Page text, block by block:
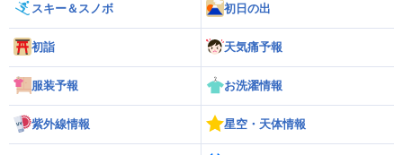
スキー＆スノボ 初日の出
初詣 天気痛予報
服装予報 お洗濯情報
紫外線情報 星空・天体情報